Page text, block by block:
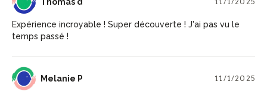
Expérience incroyable ! Super découverte ! J'ai pas vu le
temps passé !
MP Melanie P 11/1/2025